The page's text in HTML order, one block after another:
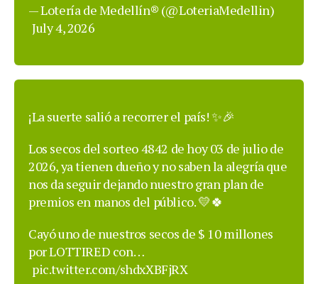
— Lotería de Medellín® (@LoteriaMedellin)
July 4, 2026
¡La suerte salió a recorrer el país! ✨🎉
Los secos del sorteo 4842 de hoy 03 de julio de
2026, ya tienen dueño y no saben la alegría que
nos da seguir dejando nuestro gran plan de
premios en manos del público. 💛🍀
Cayó uno de nuestros secos de $ 10 millones
por LOTTIRED con…
pic.twitter.com/shdxXBFjRX